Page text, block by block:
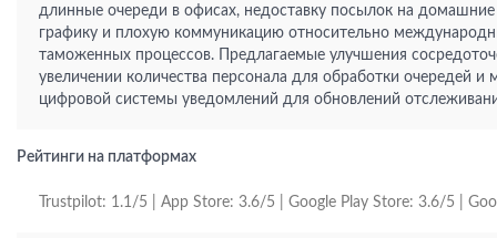
длинные очереди в офисах, недоставку посылок на домашние
графику и плохую коммуникацию относительно
таможенных процессов. Предлагаемые улучшения
увеличении количества персонала для обработки очередей и
цифровой системы уведомлений для обновлений
Рейтинги на платформах
Trustpilot: 1.1/5 | App Store: 3.6/5 | Google Play Store: 3.6/5 |